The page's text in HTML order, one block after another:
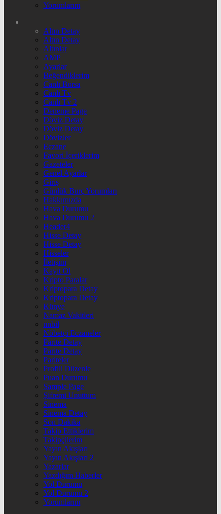
Yorumlarım
Altın Detay
Altın Detay
Altınlar
AMP
Ayarlar
Beğendiklerim
Canlı Borsa
Canlı Tv
Canlı Tv 2
Deneme Page
Döviz Detay
Döviz Detay
Dövizler
Eczane
Favori İçeriklerim
Gazeteler
Genel Ayarlar
Giriş
Günlük Burç Yorumları
Hakkımızda
Hava Durumu
Hava Durumu 2
Header4
Hisse Detay
Hisse Detay
Hisseler
İletişim
Kayıt Ol
Kripto Paralar
Kriptopara Detay
Kriptopara Detay
Künye
Namaz Vakitleri
nnbil
Nöbetçi Eczaneler
Parite Detay
Parite Detay
Pariteler
Profili Düzenle
Puan Durumu
Sample Page
Şifremi Unuttum
Sinema
Sinema Detay
Son Dakika
Takip Ettiklerim
Takipçilerim
Yayın Akışları
Yayın Akışları 2
Yazarlar
Yazdığım Haberler
Yol Durumu
Yol Durumu 2
Yorumlarım